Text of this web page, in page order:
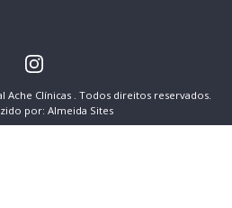
Clínicas . Todos direitos reservados.
por: Almeida Sites